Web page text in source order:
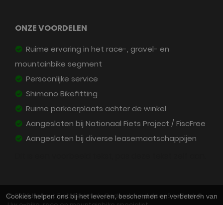
ONZE VOORDELEN
Ruime ervaring in het race-, gravel- en
mountainbike segment
Persoonlijke service
Shimano Bikefitting
Ruime parkeerplaats achter de winkel
Aangesloten bij Nationaal Fiets Project / FiscFree
Aangesloten bij diverse leasemaatschappijen
© 2026 Helmut Fietstechniek. Ondersteund doorSitePack ®
Cookies helpen ons bij het leveren, beschermen en verbeteren van